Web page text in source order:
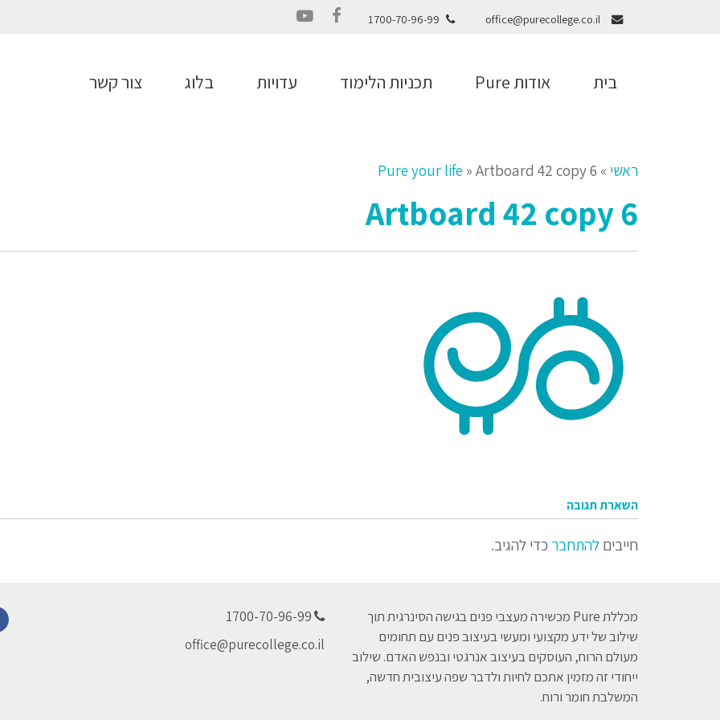
office@purecollege.co.il
1700-70-96-99
בית אודות Pure תכניות הלימוד עדויות בלוג צור קשר
ראשי »
Pure your life » Artboard 42 copy 6
Artboard 42 copy 6
השארת תגובה
חייבים להתחבר כדי להגיב.
מכללת Pure מכשירה מעצבי פנים בגישה הסינרגית תוך
שילוב של ידע מקצועי ומעשי בעיצוב פנים עם תחומים
מעולם הרוח, העוסקים בעיצוב אנרגטי ובנפש האדם. שילוב
ייחודי זה מזמין אתכם לחיות ולדבר שפה עיצובית חדשה,
המשלבת חומר ורוח.
1700-70-96-99
office@purecollege.co.il